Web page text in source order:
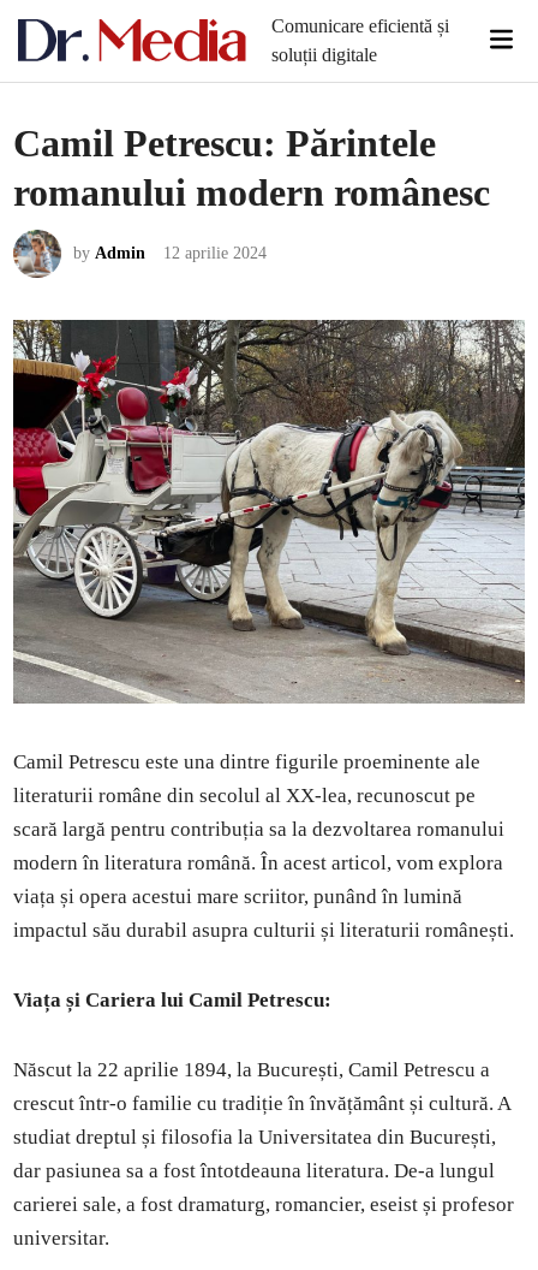
Comunicare eficientă și
soluții digitale
Camil Petrescu: Părintele
romanului modern românesc
byAdmin 12 aprilie 2024
Camil Petrescu este una dintre figurile proeminente ale
literaturii române din secolul al XX-lea, recunoscut pe
scară largă pentru contribuția sa la dezvoltarea romanului
modern în literatura română. În acest articol, vom explora
viața și opera acestui mare scriitor, punând în lumină
impactul său durabil asupra culturii și literaturii românești.
Viața și Cariera lui Camil Petrescu:
Născut la 22 aprilie 1894, la București, Camil Petrescu a
crescut într-o familie cu tradiție în învățământ și cultură. A
studiat dreptul și filosofia la Universitatea din București,
dar pasiunea sa a fost întotdeauna literatura. De-a lungul
carierei sale, a fost dramaturg, romancier, eseist și profesor
universitar.